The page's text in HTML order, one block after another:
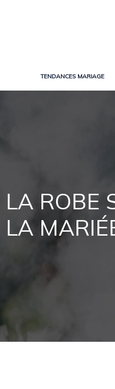
TENDANCES MARIAGE
LA ROBE
LA